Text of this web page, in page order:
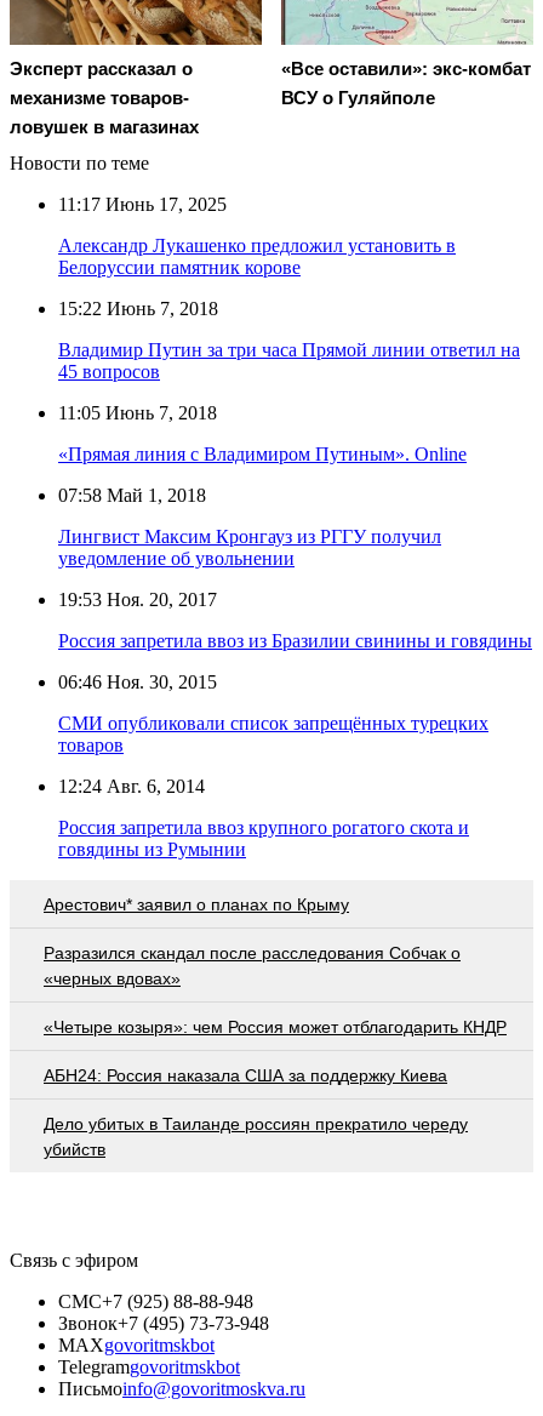
Эксперт рассказал о
механизме товаров-
ловушек в магазинах
«Все оставили»: экс-комбат
ВСУ о Гуляйполе
Новости по теме
11:17 Июнь 17, 2025
Александр Лукашенко предложил установить в
Белоруссии памятник корове
15:22 Июнь 7, 2018
Владимир Путин за три часа Прямой линии ответил на
45 вопросов
11:05 Июнь 7, 2018
«Прямая линия с Владимиром Путиным». Online
07:58 Май 1, 2018
Лингвист Максим Кронгауз из РГГУ получил
уведомление об увольнении
19:53 Ноя. 20, 2017
Россия запретила ввоз из Бразилии свинины и говядины
06:46 Ноя. 30, 2015
СМИ опубликовали список запрещённых турецких
товаров
12:24 Авг. 6, 2014
Россия запретила ввоз крупного рогатого скота и
говядины из Румынии
Арестович* заявил о планах по Крыму
Разразился скандал после расследования Собчак о
«черных вдовах»
«Четыре козыря»: чем Россия может отблагодарить КНДР
АБН24: Россия наказала США за поддержку Киева
Дело убитых в Таиланде россиян прекратило череду
убийств
Связь с эфиром
СМС+7 (925) 88-88-948
Звонок+7 (495) 73-73-948
MAXgovoritmskbot
Telegramgovoritmskbot
Письмоinfo@govoritmoskva.ru